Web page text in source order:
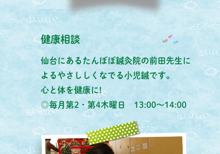
健康相談
仙台にあるたんぽぽ鍼灸院の前田先生に
よるやさししくなでる小児鍼です。
心と体を健康に!
◎毎月第2・第4木曜日 13:00～14:00